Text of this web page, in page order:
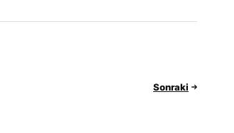
Sonraki